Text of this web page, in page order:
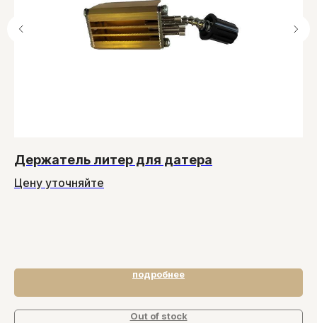
Держатель литер для датера
Цену уточняйте
подробнее
Out of stock